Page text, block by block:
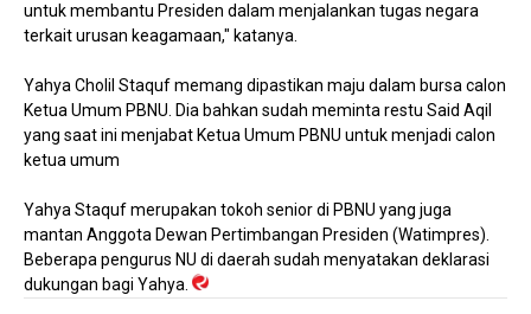
untuk membantu Presiden dalam menjalankan tugas negara
terkait urusan keagamaan," katanya.
Yahya Cholil Staquf memang dipastikan maju dalam bursa calon
Ketua Umum PBNU. Dia bahkan sudah meminta restu Said Aqil
yang saat ini menjabat Ketua Umum PBNU untuk menjadi calon
ketua umum
Yahya Staquf merupakan tokoh senior di PBNU yang juga
mantan Anggota Dewan Pertimbangan Presiden (Watimpres).
Beberapa pengurus NU di daerah sudah menyatakan deklarasi
dukungan bagi Yahya.